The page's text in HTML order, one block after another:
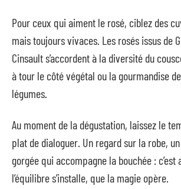
Pour ceux qui aiment le rosé, ciblez des
mais toujours vivaces. Les rosés issus de
Cinsault s’accordent à la diversité du
à tour le côté végétal ou la gourmandise
légumes.
Au moment de la dégustation, laissez le
plat de dialoguer. Un regard sur la robe,
gorgée qui accompagne la bouchée : c’est
l’équilibre s’installe, que la magie opère.